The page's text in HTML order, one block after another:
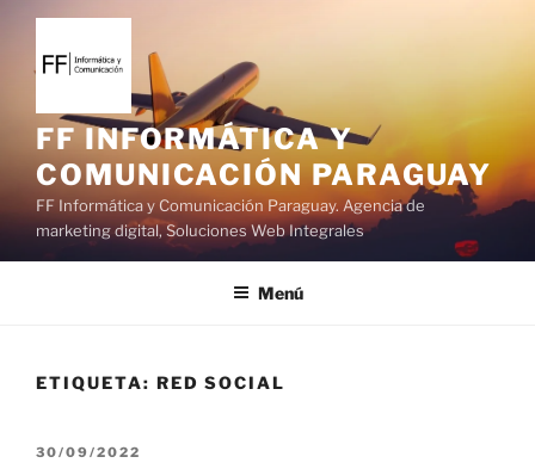
l
FF INFORMÁTICA Y
COMUNICACIÓN PARAGUAY
FF Informática y Comunicación Paraguay. Agencia de
marketing digital, Soluciones Web Integrales
Menú
ETIQUETA: RED SOCIAL
P
30/09/2022